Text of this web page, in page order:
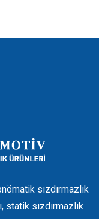
sızdırmazlık
statik sızdırmazlık